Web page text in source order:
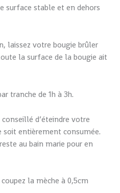
surface stable et en dehors
laissez votre bougie brûler
la surface de la bougie ait
tranche de 1h à 3h.
d’éteindre votre
soit entièrement consumée.
au bain marie pour en
la mèche à 0,5cm